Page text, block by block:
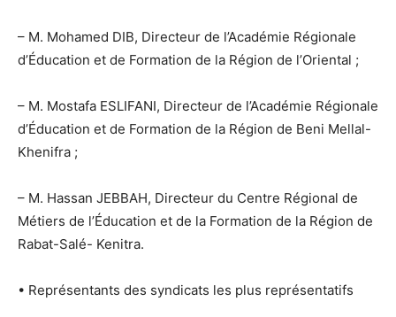
– M. Mohamed DIB, Directeur de l’Académie Régionale
d’Éducation et de Formation de la Région de l’Oriental ;
– M. Mostafa ESLIFANI, Directeur de l’Académie Régionale
d’Éducation et de Formation de la Région de Beni Mellal-
Khenifra ;
– M. Hassan JEBBAH, Directeur du Centre Régional de
Métiers de l’Éducation et de la Formation de la Région de
Rabat-Salé- Kenitra.
• Représentants des syndicats les plus représentatifs